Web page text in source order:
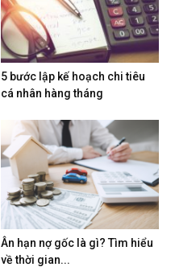
5 bước lập kế hoạch chi tiêu
cá nhân hàng tháng
Ân hạn nợ gốc là gì? Tìm hiểu
về thời gian...